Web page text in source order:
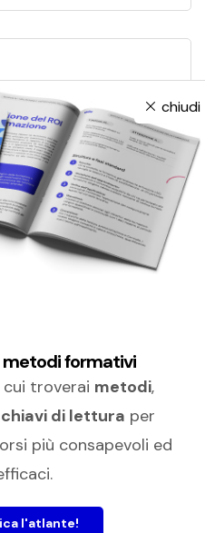
mentale in azienda: il
possiamo
iniziative possono
qual è il ruolo che gioca
le persone che
quest'articolo!
| P.IVA 01405830439 |
C.C.I.A.A. (Macerata) | R.E.A.
|Cookie policy
chiudi
formativi
cui troverai metodi,
chiavi di lettura per
più consapevoli ed
l'atlante!